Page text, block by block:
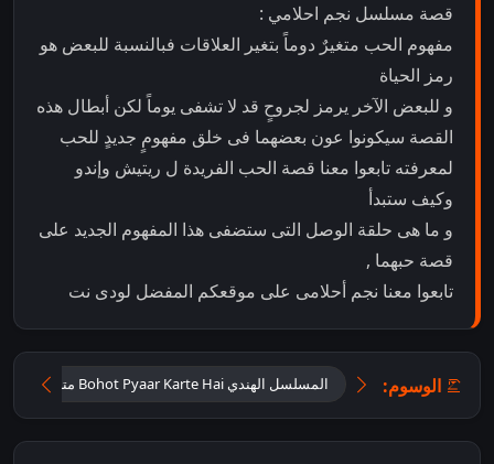
قصة مسلسل نجم احلامي :
مفهوم الحب متغيرٌ دوماً بتغير العلاقات فبالنسبة للبعض هو
رمز الحياة
و للبعض الآخر يرمز لجروحٍ قد لا تشفى يوماً لكن أبطال هذه
القصة سيكونوا عون بعضهما فى خلق مفهومٍ جديدٍ للحب
لمعرفته تابعوا معنا قصة الحب الفريدة ل ريتيش وإندو
وكيف ستبدأ
و ما هى حلقة الوصل التى ستضفى هذا المفهوم الجديد على
قصة حبهما ,
تابعوا معنا نجم أحلامى على موقعكم المفضل لودى نت
الوسوم: المسلسل الهندي Bohot Pyaar Karte Hai مترجم